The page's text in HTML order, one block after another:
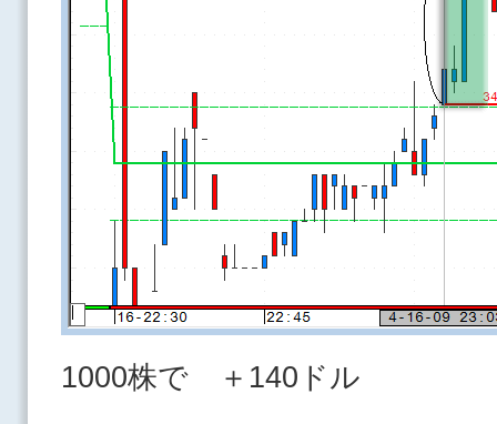
1000株で ＋140ドル